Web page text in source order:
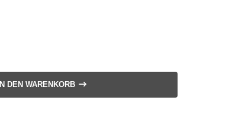
IN DEN WARENKORB